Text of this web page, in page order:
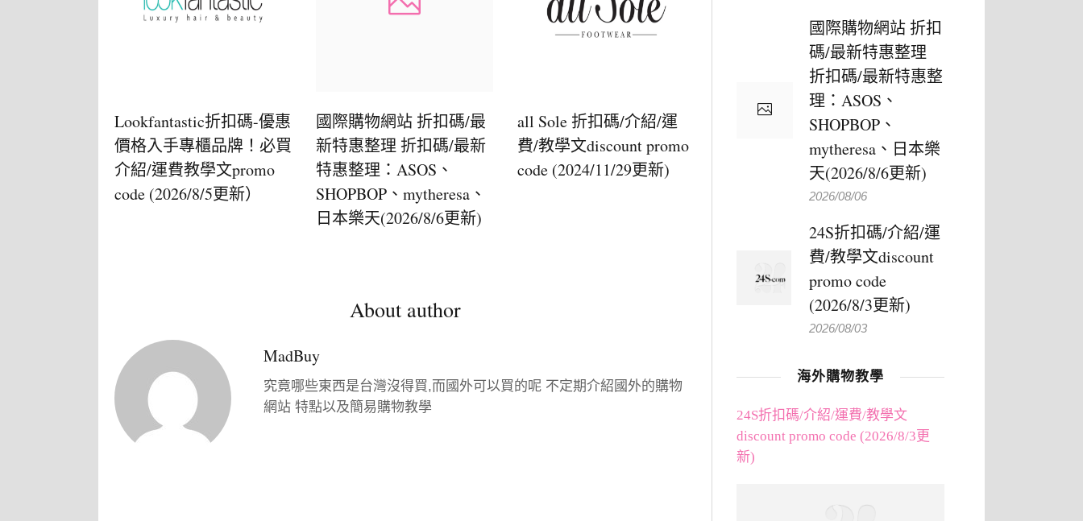
Lookfantastic折扣碼-優惠
價格入手專櫃品牌！必買
介紹/運費教學文promo
code (2026/8/5更新）
國際購物網站 折扣碼/最
新特惠整理 折扣碼/最新
特惠整理：ASOS、
SHOPBOP、mytheresa、
日本樂天(2026/8/6更新)
all Sole 折扣碼/介紹/運
費/教學文discount promo
code (2024/11/29更新)
About author
MadBuy
究竟哪些東西是台灣沒得買,而國外可以買的呢 不定期介紹國外的購物
網站 特點以及簡易購物教學
國際購物網站 折扣
碼/最新特惠整理
折扣碼/最新特惠整
理：ASOS、
SHOPBOP、
mytheresa、日本樂
天(2026/8/6更新)
2026/08/06
24S折扣碼/介紹/運
費/教學文discount
promo code
(2026/8/3更新)
2026/08/03
海外購物教學
24S折扣碼/介紹/運費/教學文
discount promo code (2026/8/3更
新)